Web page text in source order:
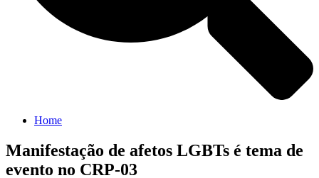
Home
Manifestação de afetos LGBTs é tema de
evento no CRP-03